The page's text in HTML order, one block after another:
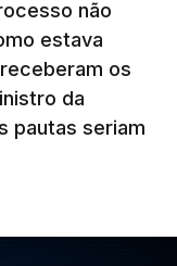
não
estava
os
da
pautas seriam